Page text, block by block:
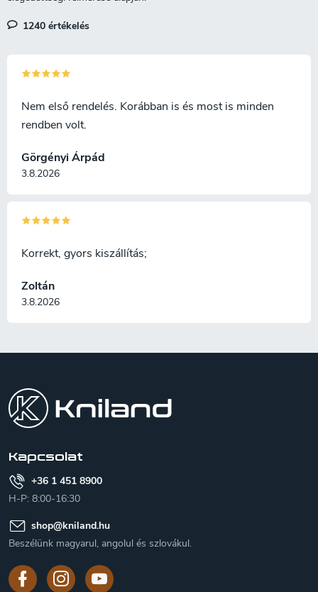
1240 értékelés
Görgényi Árpád
3.8.2026
Nem első rendelés. Korábban is és most is minden
rendben volt.
Zoltán
3.8.2026
Korrekt, gyors kiszállítás;
Kapcsolat
+36 1 451 8900
H-P: 8:00-16:30
shop@kniland.hu
Beszélünk magyarul, angolul és szlovákul.